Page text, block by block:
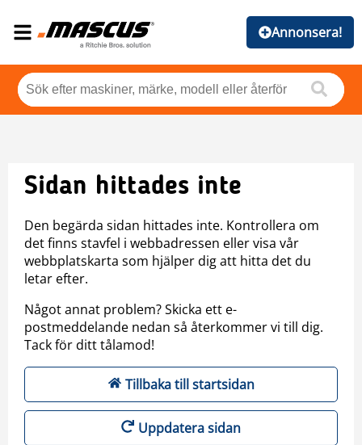
Annonsera!
Sidan hittades inte
Den begärda sidan hittades inte. Kontrollera om
det finns stavfel i webbadressen eller visa vår
webbplatskarta som hjälper dig att hitta det du
letar efter.
Något annat problem? Skicka ett e-
postmeddelande nedan så återkommer vi till dig.
Tack för ditt tålamod!
Tillbaka till startsidan
Uppdatera sidan